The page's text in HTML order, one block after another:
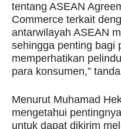
tentang ASEAN
Commerce terkait
antarwilayah ASEAN
sehingga penting bagi
memperhatikan
para konsumen,”
Menurut Muhamad
mengetahui
untuk dapat dikirim